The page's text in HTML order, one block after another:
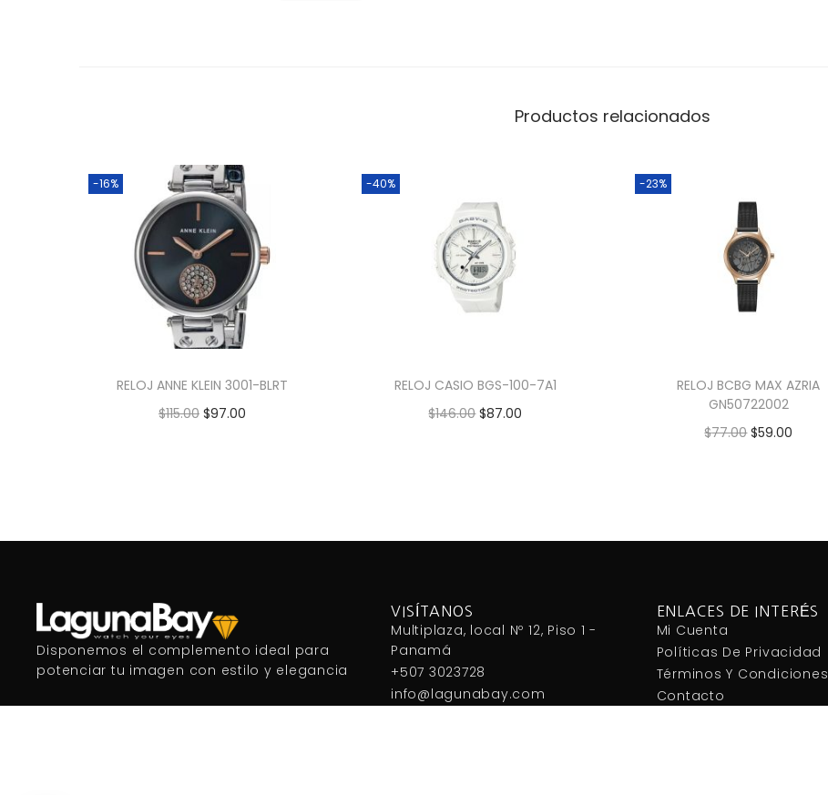
Productos relacionados
-16%
RELOJ ANNE KLEIN 3001-BLRT
$115.00 $97.00
-40%
RELOJ CASIO BGS-100-7A1
$146.00 $87.00
-23%
RELOJ BCBG MAX AZRIA
GN50722002
$77.00 $59.00
Disponemos el complemento ideal para
potenciar tu imagen con estilo y elegancia
VISÍTANOS
Multiplaza, local Nº 12, Piso 1 -
Panamá
+507 3023728
info@lagunabay.com
ENLACES DE INTERÉS
Mi Cuenta
Políticas De Privacidad
Términos Y Condiciones
Contacto